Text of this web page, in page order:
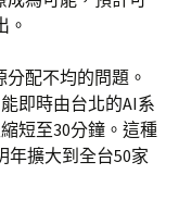
。
配不均的問題。
即時由台北的AI系
短至30分鐘。這種
年擴大到全台50家